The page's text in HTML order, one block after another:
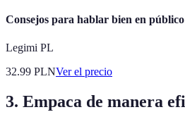
Consejos para hablar bien en público
Legimi PL
32.99 PLNVer el precio
3. Empaca de manera